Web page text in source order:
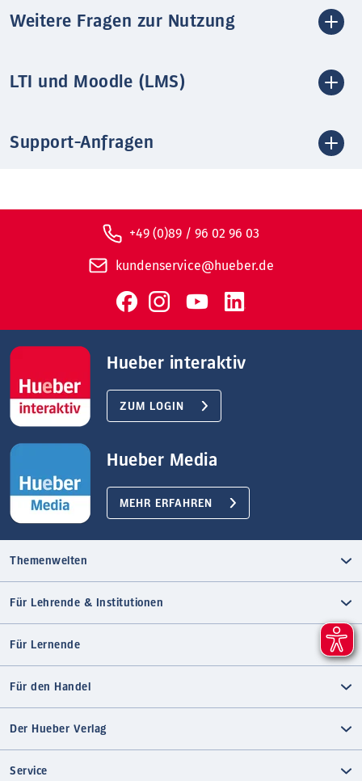
Weitere Fragen zur Nutzung
LTI und Moodle (LMS)
Support-Anfragen
+49 (0)89 / 96 02 96 03
kundenservice@hueber.de
Hueber interaktiv
ZUM LOGIN
Hueber Media
MEHR ERFAHREN
Themenwelten
Für Lehrende & Institutionen
Für Lernende
Für den Handel
Der Hueber Verlag
Service